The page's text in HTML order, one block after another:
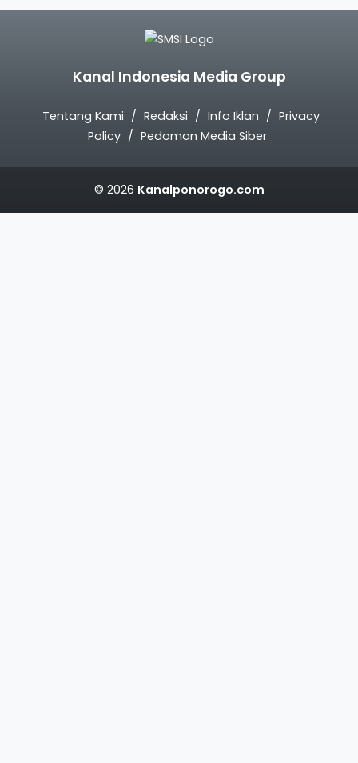
Kanal Indonesia Media Group
Tentang Kami Redaksi Info Iklan
Privacy
Policy
Pedoman Media Siber
© 2026 Kanalponorogo.com